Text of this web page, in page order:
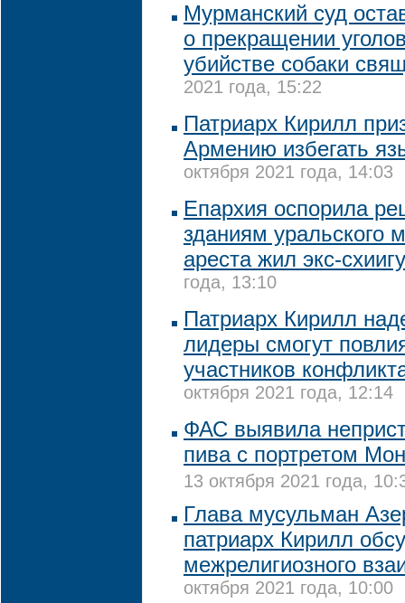
Мурманский суд
о прекращении
убийстве собаки
2021 года, 15:22
Патриарх Кирилл
Армению избегать
октября 2021 года, 14:03
Епархия оспорила
зданиям уральского
ареста жил экс-
года, 13:10
Патриарх Кирилл
лидеры смогут
участников
октября 2021 года, 12:14
ФАС выявила
пива с портретом
13 октября 2021 года,
Глава мусульман
патриарх Кирилл
межрелигиозного
октября 2021 года, 10:00